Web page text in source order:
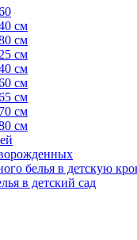
см
см
см
см
см
см
см
см
белья в детскую
в детский сад